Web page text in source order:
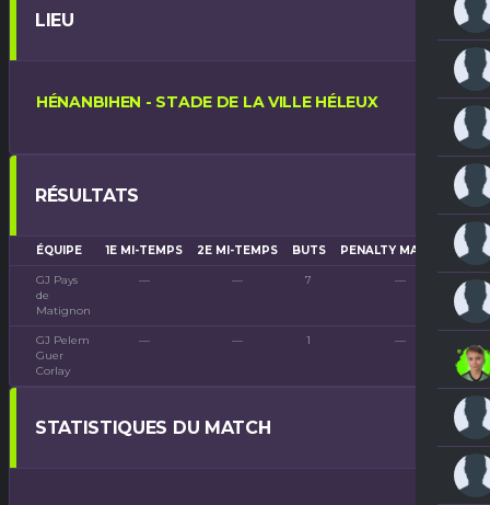
LIEU
HÉNANBIHEN - STADE DE LA VILLE HÉLEUX
RÉSULTATS
ÉQUIPE 1E MI-TEMPS 2E MI-TEMPS BUTS PENALTY MARQUÉS
GJ Pays
de
Matignon
— — 7 —
GJ Pelem
Guer
Corlay
— — 1 —
STATISTIQUES DU MATCH